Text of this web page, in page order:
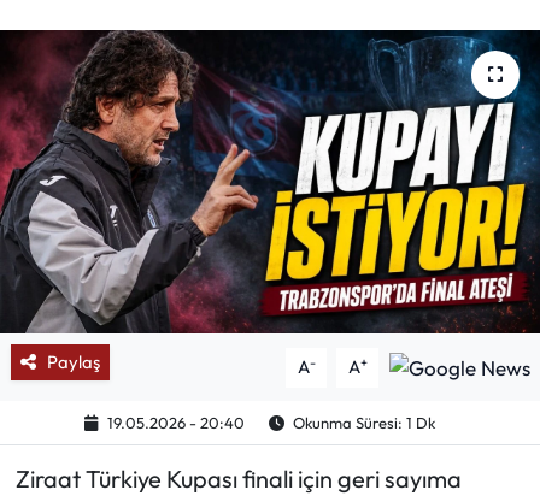
Paylaş A- A+
19.05.2026 - 20:40 Okunma Süresi: 1 Dk
Ziraat Türkiye Kupası finali için geri sayıma
Mektup Galeri
Röportaj
Manşet
Köşe Yazıları
Karikatür Galeri
BIK
ASTROLOJİ
Spor Yazıları